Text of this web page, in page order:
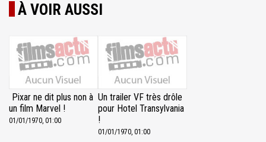
À VOIR AUSSI
Pixar ne dit plus non à
un film Marvel !
01/01/1970, 01:00
Un trailer VF très drôle
pour Hotel Transylvania
!
01/01/1970, 01:00